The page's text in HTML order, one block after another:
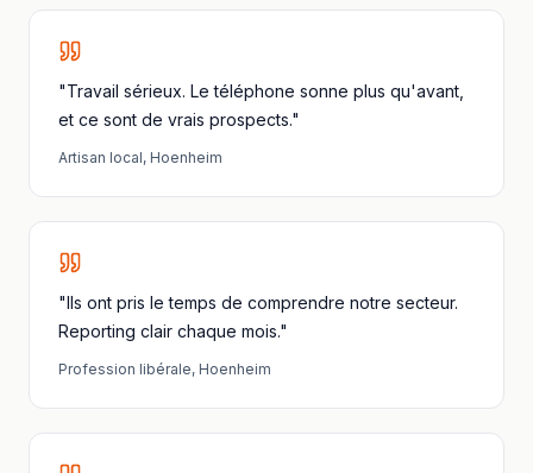
"Travail sérieux. Le téléphone sonne plus qu'avant,
et ce sont de vrais prospects."
Artisan local, Hoenheim
"Ils ont pris le temps de comprendre notre secteur.
Reporting clair chaque mois."
Profession libérale, Hoenheim